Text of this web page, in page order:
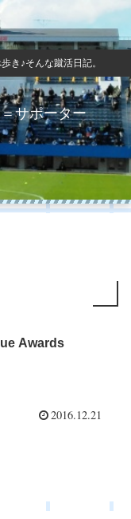
き♪そんな蹴活日記。
サポーター
Awards
2016.12.21